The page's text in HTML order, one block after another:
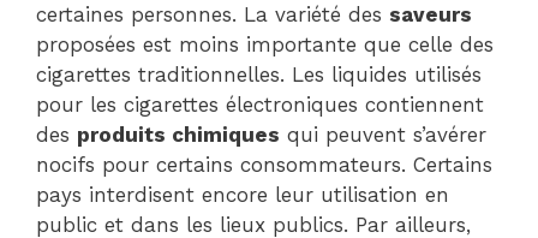
certaines personnes. La variété des saveurs
proposées est moins importante que celle des
cigarettes traditionnelles. Les liquides utilisés
pour les cigarettes électroniques contiennent
des produits chimiques qui peuvent s’avérer
nocifs pour certains consommateurs. Certains
pays interdisent encore leur utilisation en
public et dans les lieux publics. Par ailleurs,